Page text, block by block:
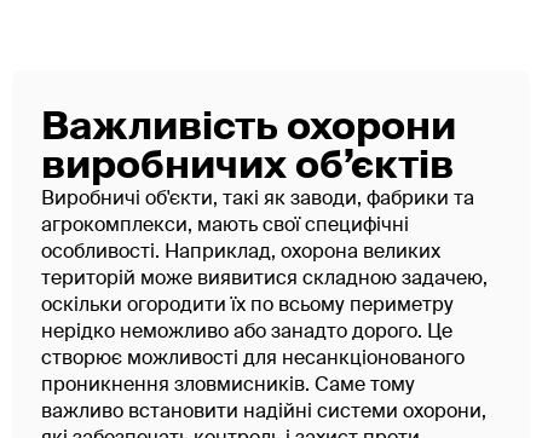
Важливість охорони
виробничих об’єктів
Виробничі об'єкти, такі як заводи, фабрики та
агрокомплекси, мають свої специфічні
особливості. Наприклад, охорона великих
територій може виявитися складною задачею,
оскільки огородити їх по всьому периметру
нерідко неможливо або занадто дорого. Це
створює можливості для несанкціонованого
проникнення зловмисників. Саме тому
важливо встановити надійні системи охорони,